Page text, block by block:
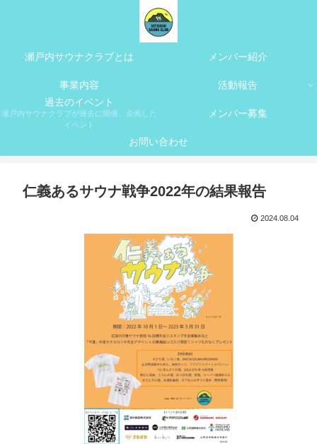
瀬戸内サウナクラブとは メンバー紹介
事業内容
活動報告
過去のイベント
瀬戸内サウナクラブが過去に開催、企画した
イベント
メンバー募集
お問い合わせ
仁義あるサウナ戦争2022年の結果報告
2024.08.04